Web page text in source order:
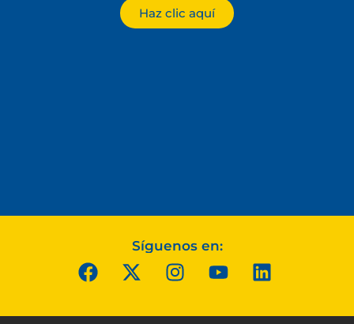
Haz clic aquí
Síguenos en: